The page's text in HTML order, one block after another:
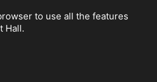
to use all the features
Hall.